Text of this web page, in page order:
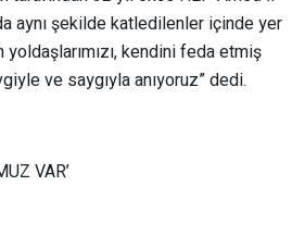
aynı şekilde katledilenler içinde yer
yoldaşlarımızı, kendini feda etmiş
ve saygıyla anıyoruz” dedi.
VAR’